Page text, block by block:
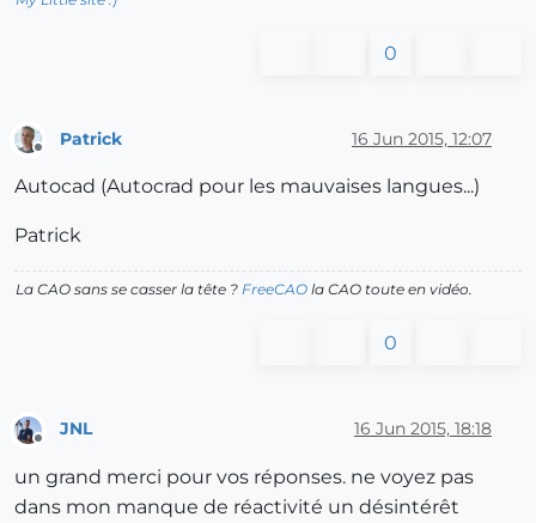
0
Patrick 16 Jun 2015, 12:07
Autocad (Autocrad pour les mauvaises langues...)
Patrick
La CAO sans se casser la tête ? FreeCAO la CAO toute en vidéo.
0
JNL 16 Jun 2015, 18:18
un grand merci pour vos réponses. ne voyez pas
dans mon manque de réactivité un désintérêt